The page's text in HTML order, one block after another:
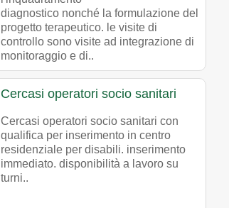
diagnostico nonché la formulazione del
progetto terapeutico. le visite di
controllo sono visite ad integrazione di
monitoraggio e di..
Cercasi operatori socio sanitari
Cercasi operatori socio sanitari con
qualifica per inserimento in centro
residenziale per disabili. inserimento
immediato. disponibilità a lavoro su
turni..